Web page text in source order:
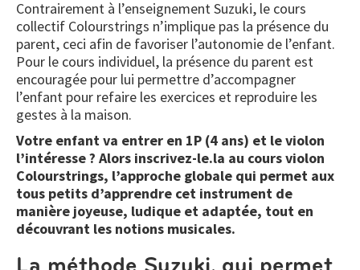
Contrairement à l’enseignement Suzuki, le cours
collectif Colourstrings n’implique pas la présence du
parent, ceci afin de favoriser l’autonomie de l’enfant.
Pour le cours individuel, la présence du parent est
encouragée pour lui permettre d’accompagner
l’enfant pour refaire les exercices et reproduire les
gestes à la maison.
Votre enfant va entrer en 1P (4 ans) et le violon
l’intéresse ? Alors inscrivez-le.la au cours violon
Colourstrings, l’approche globale qui permet aux
tous petits d’apprendre cet instrument de
manière joyeuse, ludique et adaptée, tout en
découvrant les notions musicales.